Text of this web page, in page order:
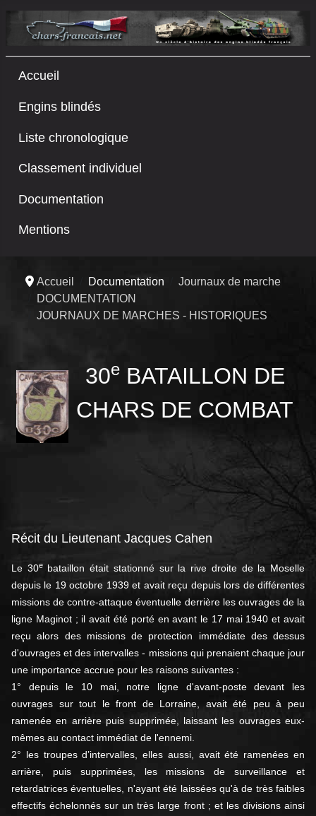
Accueil
Engins blindés
Liste chronologique
Classement individuel
Documentation
Mentions
Accueil Documentation
Journaux de marche
DOCUMENTATION
JOURNAUX DE MARCHES - HISTORIQUES
30eBATAILLON DE
CHARS DE COMBAT
Récit du Lieutenant Jacques Cahen
Le 30ebataillon était stationné sur la rive droite de la Moselle
depuis le 19 octobre 1939 et avait reçu depuis lors de différentes
missions de contre-attaque éventuelle derrière les ouvrages de la
ligne Maginot ; il avait été porté en avant le 17 mai 1940 et avait
reçu alors des missions de protection immédiate des dessus
d'ouvrages et des intervalles - missions qui prenaient chaque jour
une importance accrue pour les raisons suivantes :
1° depuis le 10 mai, notre ligne d'avant-poste devant les
ouvrages sur tout le front de Lorraine, avait été peu à peu
ramenée en arrière puis supprimée, laissant les ouvrages eux-
mêmes au contact immédiat de l'ennemi.
2° les troupes d’intervalles, elles aussi, avait été ramenées en
arrière, puis supprimées, les missions de surveillance et
retardatrices éventuelles, n'ayant été laissées qu'à de très faibles
effectifs échelonnés sur un très large front ; et les divisions ainsi